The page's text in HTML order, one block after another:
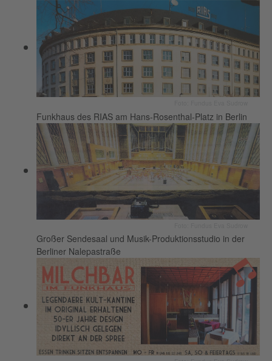
Funkhaus des RIAS am Hans-Rosenthal-Platz in Berlin
Großer Sendesaal und Musik-Produktionsstudio in der
Berliner Nalepastraße